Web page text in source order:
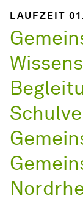
LAUFZEIT